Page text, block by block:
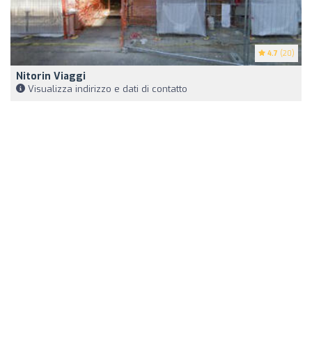
4.7 (20)
Nitorin Viaggi
Visualizza indirizzo e dati di contatto